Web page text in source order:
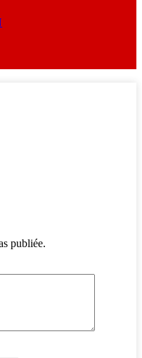
publiée.